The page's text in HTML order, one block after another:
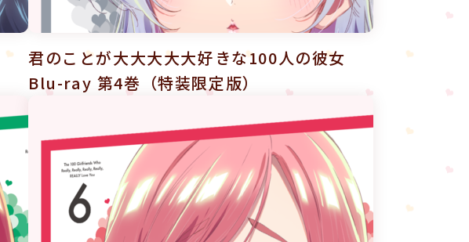
君のことが大大大大大好きな100人の彼女
Blu-ray 第4巻（特装限定版）